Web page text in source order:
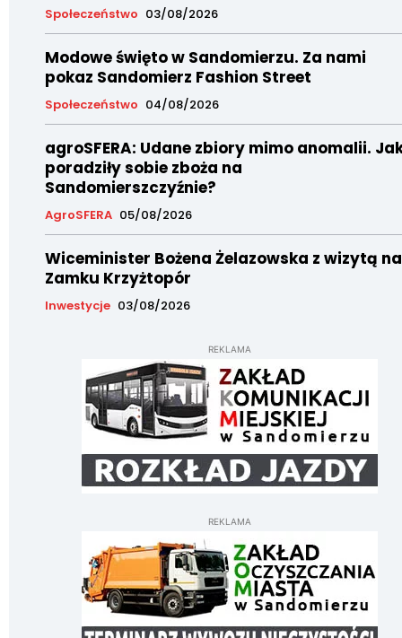
Społeczeństwo 03/08/2026
Modowe święto w Sandomierzu. Za nami
pokaz Sandomierz Fashion Street
Społeczeństwo 04/08/2026
agroSFERA: Udane zbiory mimo anomalii.
poradziły sobie zboża na
Sandomierszczyźnie?
AgroSFERA 05/08/2026
Wiceminister Bożena Żelazowska z wizytą na
Zamku Krzyżtopór
Inwestycje 03/08/2026
REKLAMA
REKLAMA